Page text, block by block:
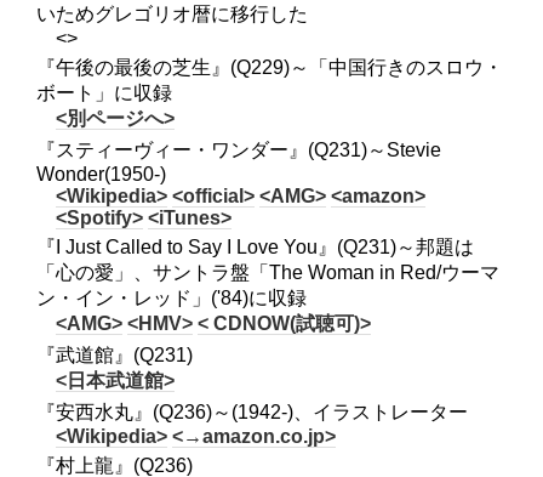
いためグレゴリオ暦に移行した
<>
『午後の最後の芝生』(Q229)～「中国行きのスロウ・
ボート」に収録
<別ページへ>
『スティーヴィー・ワンダー』(Q231)～Stevie
Wonder(1950-)
<Wikipedia> <official> <AMG> <amazon>
<Spotify> <iTunes>
『I Just Called to Say I Love You』(Q231)～邦題は
「心の愛」、サントラ盤「The Woman in Red/ウーマ
ン・イン・レッド」('84)に収録
<AMG> <HMV> < CDNOW(試聴可)>
『武道館』(Q231)
<日本武道館>
『安西水丸』(Q236)～(1942-)、イラストレーター
<Wikipedia> <→amazon.co.jp>
『村上龍』(Q236)